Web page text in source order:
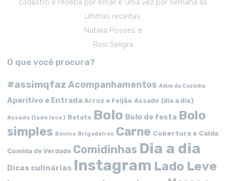
cadastro e receba por email e uma vez por semana as
ultimas receitas.
Natalia Posses e
Rosi Seligra
O que você procura?
#assimqfaz Acompanhamentos Além da Cozinha
Aperitivo e Entrada Arroz e Feijão Assado (dia a dia)
Assado (lado leve) Batata Bolo Bolo de festa Bolo
simples Bovina Brigadeiros Carne Cobertura e Calda
Comida de Verdade Comidinhas Dia a dia
Dicas culinárias Instagram Lado Leve